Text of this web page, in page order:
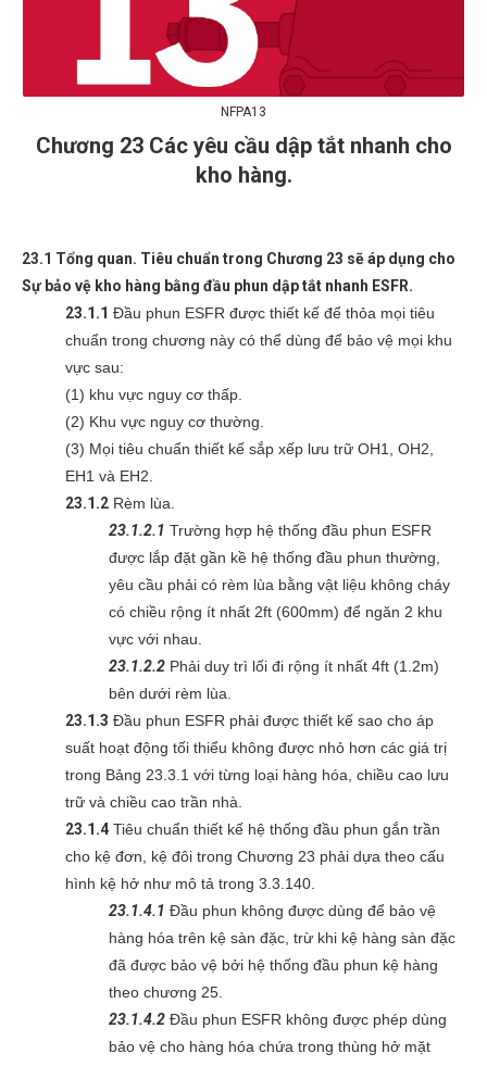
NFPA13
Chương 23 Các yêu cầu dập tắt nhanh cho
kho hàng.
23.1 Tổng quan. Tiêu chuẩn trong Chương 23 sẽ áp dụng cho
Sự bảo vệ kho hàng bằng đầu phun dập tắt nhanh ESFR.
23.1.1 Đầu phun ESFR được thiết kế để thỏa mọi tiêu
chuẩn trong chương này có thể dùng để bảo vệ mọi khu
vực sau:
(1) khu vực nguy cơ thấp.
(2) Khu vực nguy cơ thường.
(3) Mọi tiêu chuẩn thiết kế sắp xếp lưu trữ OH1, OH2,
EH1 và EH2.
23.1.2 Rèm lùa.
23.1.2.1 Trường hợp hệ thống đầu phun ESFR
được lắp đặt gần kề hệ thống đầu phun thường,
yêu cầu phải có rèm lùa bằng vật liệu không cháy
có chiều rộng ít nhất 2ft (600mm) để ngăn 2 khu
vực với nhau.
23.1.2.2 Phải duy trì lối đi rộng ít nhất 4ft (1.2m)
bên dưới rèm lùa.
23.1.3 Đầu phun ESFR phải được thiết kế sao cho áp
suất hoạt động tối thiểu không được nhỏ hơn các giá trị
trong Bảng 23.3.1 với từng loại hàng hóa, chiều cao lưu
trữ và chiều cao trần nhà.
23.1.4 Tiêu chuẩn thiết kế hệ thống đầu phun gắn trần
cho kệ đơn, kệ đôi trong Chương 23 phải dựa theo cấu
hình kệ hở như mô tả trong 3.3.140.
23.1.4.1 Đầu phun không được dùng để bảo vệ
hàng hóa trên kệ sàn đặc, trừ khi kệ hàng sàn đặc
đã được bảo vệ bởi hệ thống đầu phun kệ hàng
theo chương 25.
23.1.4.2 Đầu phun ESFR không được phép dùng
bảo vệ cho hàng hóa chứa trong thùng hở mặt